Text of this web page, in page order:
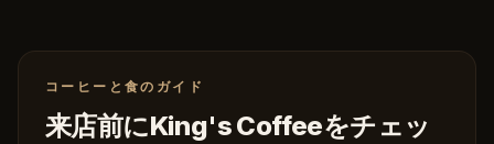
コーヒーと食のガイド
来店前にKing's Coffeeをチェッ